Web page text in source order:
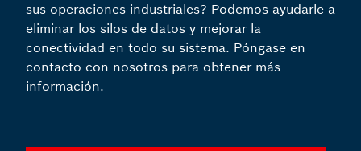
sus operaciones industriales? Podemos ayudarle a
eliminar los silos de datos y mejorar la
conectividad en todo su sistema. Póngase en
contacto con nosotros para obtener más
información.